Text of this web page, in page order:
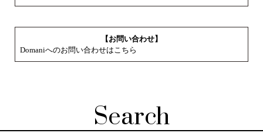
【お問い合わせ】
Domaniへのお問い合わせはこちら
Search